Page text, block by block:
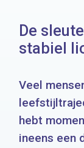
De
stabiel
Veel
hebt
ineens een